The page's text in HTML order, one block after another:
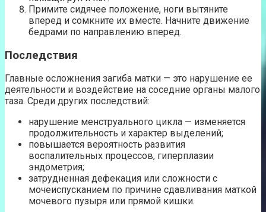
Примите сидячее положение, ноги вытяните
вперед и сомкните их вместе. Начните движение
бедрами по направлению вперед.
Последствия
Главные осложнения загиба матки — это нарушение ее
деятельности и воздействие на соседние органы малого
таза. Среди других последствий:
нарушение менструального цикла — изменяется
продолжительность и характер выделений;
повышается вероятность развития
воспалительных процессов, гиперплазии
эндометрия;
затрудненная дефекация или сложности с
мочеиспусканием по причине сдавливания маткой
мочевого пузыря или прямой кишки.